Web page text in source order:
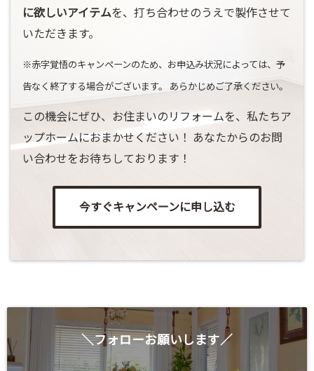
に欲しいアイテムを、打ち合わせのうえで製作させて
いただきます。
※赤字覚悟のキャンペーンのため、お申込み状況によっては、予
告なく終了する場合がございます。 あらかじめご了承ください。
この機会にぜひ、お住まいのリフォームを、私たちア
ップホームにおまかせください！ あなたからのお問
い合わせをお待ちしております！
今すぐキャンペーンに申し込む
＼フォローお願いします／